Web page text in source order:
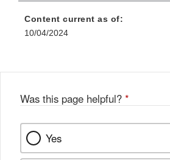
Content current as of:
10/04/2024
Was this page helpful? *
Yes